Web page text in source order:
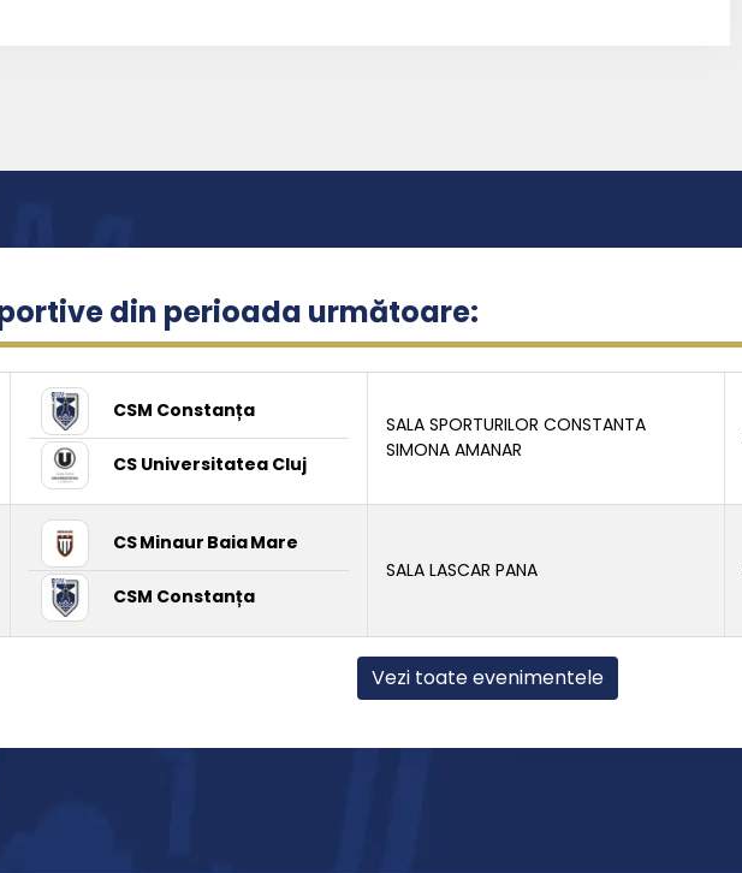
din perioada următoare:
CSM Constanța
CS Universitatea Cluj
SALA SPORTURILOR CONSTANTA
SIMONA AMANAR
CS Minaur Baia Mare
CSM Constanța
SALA LASCAR PANA
Vezi toate evenimentele